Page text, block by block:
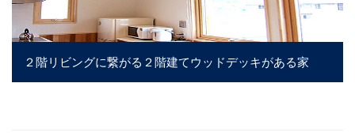
２階リビングに繋がる２階建てウッドデッキがある家